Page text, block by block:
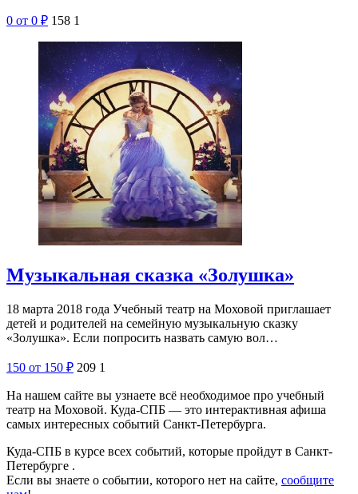
Фестиваль «Поющая маска» 2018
16 апреля в Петербурге стартует XIII Международный
ежегодный конкурс-фестиваль «Поющая маска» имени
0от 0₽ 158 1